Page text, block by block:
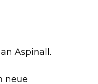
Aspinall.
neue